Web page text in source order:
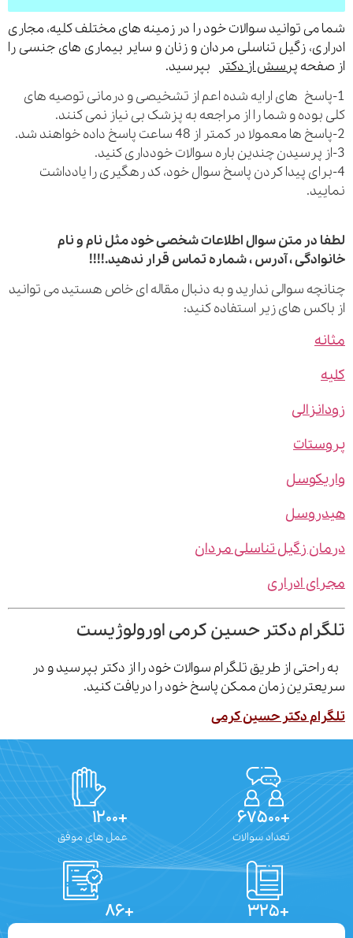
توانید سوالات خود را در زمینه های مختلف کلیه، مجاری
زگیل تناسلی مردان و زنان و سایر بیماری های جنسی را
پرسش از دکتربپرسید.
های ارایه شده اعم از تشخیصی و درمانی توصیه های
و شما را از مراجعه به پزشک بی نیاز نمی کنند.
پیدا کردن پاسخ سوال خود، کد رهگیری را یادداشت
در متن سوال اطلاعات شخصی خود مثل نام و نام
، آدرس ، شماره تماس قرار ندهید.!!!!
سوالی ندارید و به دنبال مقاله ای خاص هستید می توانید
های زیر استفاده کنید:
زگیل تناسلی مردان
ادراری
دکتر حسین کرمی اورولوژیست
از طریق تلگرام سوالات خود را از دکتر بپرسید و در
زمان ممکن پاسخ خود را دریافت کنید.
دکتر حسین کرمی
تعداد سوالات عمل های موفق